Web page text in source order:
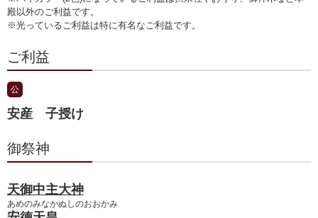
殿以外のご利益です。
※光っているご利益は特に有名なご利益です。
ご利益
公
安産 子授け
御祭神
天御中主大神
あめのみなかぬしのおおかみ